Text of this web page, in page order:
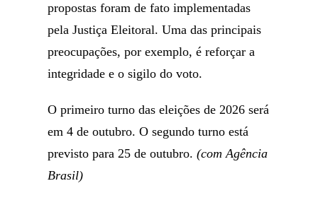
propostas foram de fato implementadas
pela Justiça Eleitoral. Uma das principais
preocupações, por exemplo, é reforçar a
integridade e o sigilo do voto.
O primeiro turno das eleições de 2026 será
em 4 de outubro. O segundo turno está
previsto para 25 de outubro.(com Agência
Brasil)